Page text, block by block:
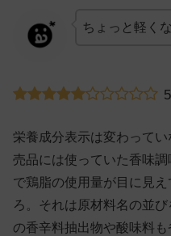
ちょっと軽く
栄養成分表示は変わって
売品には使っていた香味
で鶏脂の使用量が目に見
ろ。それは原材料名の並
の香辛料抽出物や酸味料